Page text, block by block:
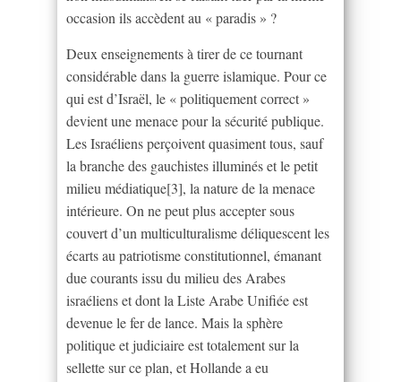
occasion ils accèdent au « paradis » ?
Deux enseignements à tirer de ce tournant
considérable dans la guerre islamique. Pour ce
qui est d’Israël, le « politiquement correct »
devient une menace pour la sécurité publique.
Les Israéliens perçoivent quasiment tous, sauf
la branche des gauchistes illuminés et le petit
milieu médiatique[3], la nature de la menace
intérieure. On ne peut plus accepter sous
couvert d’un multiculturalisme déliquescent les
écarts au patriotisme constitutionnel, émanant
due courants issu du milieu des Arabes
israéliens et dont la Liste Arabe Unifiée est
devenue le fer de lance. Mais la sphère
politique et judiciaire est totalement sur la
sellette sur ce plan, et Hollande a eu